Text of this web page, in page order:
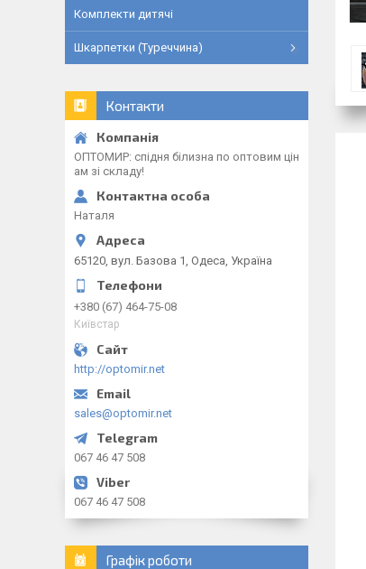
Комплекти дитячі
Шкарпетки (Туреччина)
Контакти
ОПТОМИР: спідня білизна по оптовим цін
ам зі складу!
Наталя
65120, вул. Базова 1, Одеса, Україна
+380 (67) 464-75-08
Київстар
http://optomir.net
sales@optomir.net
067 46 47 508
067 46 47 508
Графік роботи